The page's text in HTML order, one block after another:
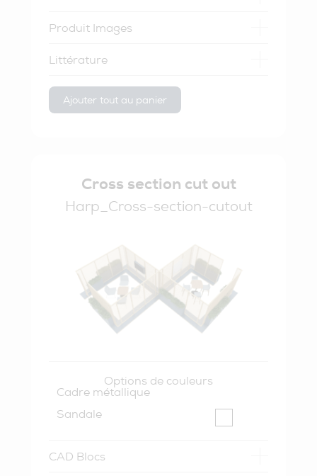
Produit Images
Littérature
Ajouter tout au panier
Cross section cut out
Harp_Cross-section-cutout
Options de couleurs
Cadre métallique
Sandale
CAD Blocs